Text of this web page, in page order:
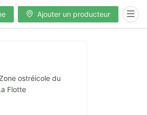
Ajouter un producteur
ostréicole du
Flotte